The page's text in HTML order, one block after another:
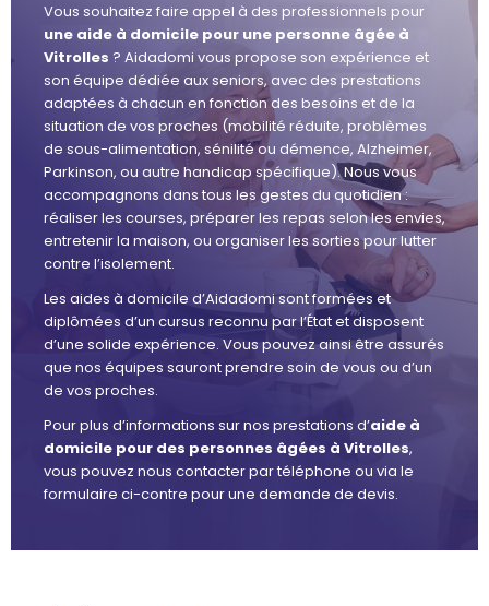
Vous souhaitez faire appel à des professionnels pour
une aide à domicile pour une personne âgée à
Vitrolles ? Aidadomi vous propose son expérience et
son équipe dédiée aux seniors, avec des prestations
adaptées à chacun en fonction des besoins et de la
situation de vos proches (mobilité réduite, problèmes
de sous-alimentation, sénilité ou démence, Alzheimer,
Parkinson, ou autre handicap spécifique). Nous vous
accompagnons dans tous les gestes du quotidien :
réaliser les courses, préparer les repas selon les envies,
entretenir la maison, ou organiser les sorties pour lutter
contre l’isolement.
Les aides à domicile d’Aidadomi sont formées et
diplômées d’un cursus reconnu par l’État et disposent
d’une solide expérience. Vous pouvez ainsi être assurés
que nos équipes sauront prendre soin de vous ou d’un
de vos proches.
Pour plus d’informations sur nos prestations d’aide à
domicile pour des personnes âgées à Vitrolles,
vous pouvez nous contacter par téléphone ou via le
formulaire ci-contre pour une demande de devis.